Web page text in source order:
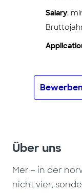
Salary:
Bewerben
Über uns
Mer – in der
nicht vier,